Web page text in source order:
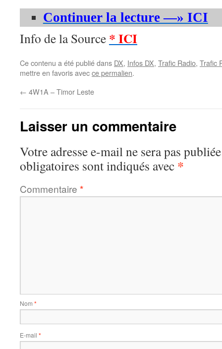
Continuer la lecture —» ICI
Info de la Source * ICI
Ce contenu a été publié dans DX, Infos DX, Trafic Radio, Trafic
mettre en favoris avecce permalien.
← 4W1A – Timor Leste
Laisser un commentaire
Votre adresse e-mail ne sera pas
obligatoires sont indiqués avec *
Commentaire *
Nom *
E-mail *